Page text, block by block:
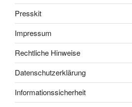
Presskit
Impressum
Rechtliche Hinweise
Datenschutzerklärung
Informationssicherheit